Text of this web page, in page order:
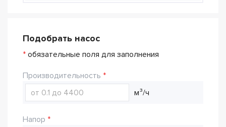
Подобрать насос
* обязательные поля для заполнения
Производительность
м³/ч
Напор